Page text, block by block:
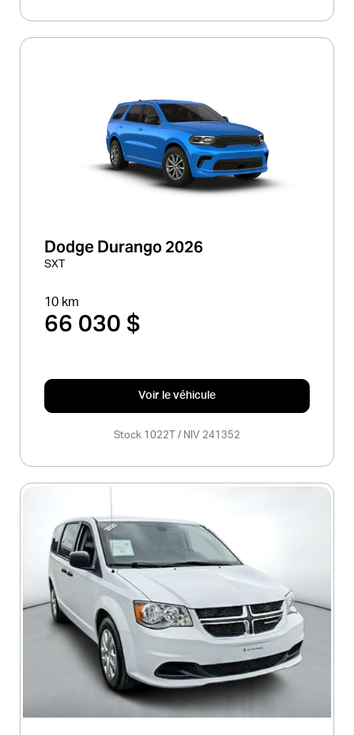
Dodge Durango 2026
SXT
10 km
66 030 $
Voir le véhicule
Stock 1022T / NIV 241352